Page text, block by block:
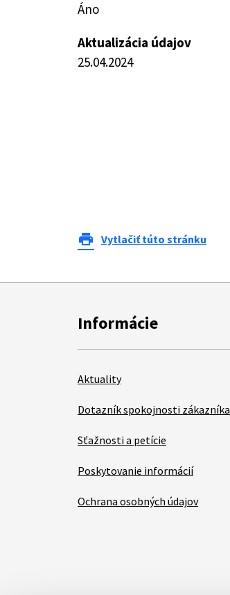
Áno
Aktualizácia údajov
25.04.2024
print Vytlačiť túto stránku
Informácie
Aktuality
Dotazník spokojnosti zákazníka
Sťažnosti a petície
Poskytovanie informácií
Ochrana osobných údajov